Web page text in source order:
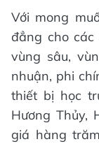
Với mong
đẳng cho
vùng sâu,
nhuận, phi
thiết bị học
Hương Thủy,
giá hàng